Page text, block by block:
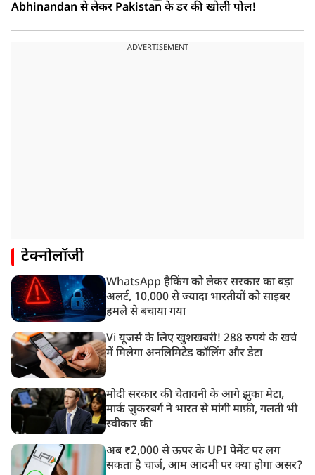
Abhinandan से लेकर Pakistan के डर की खोली पोल!
ADVERTISEMENT
टेक्नोलॉजी
WhatsApp हैकिंग को लेकर सरकार का बड़ा
अलर्ट, 10,000 से ज्यादा भारतीयों को साइबर
हमले से बचाया गया
Vi यूजर्स के लिए खुशखबरी! 288 रुपये के खर्च
में मिलेगा अनलिमिटेड कॉलिंग और डेटा
मोदी सरकार की चेतावनी के आगे झुका मेटा,
मार्क ज़ुकरबर्ग ने भारत से मांगी माफ़ी, गलती भी
स्वीकार की
अब ₹2,000 से ऊपर के UPI पेमेंट पर लग
सकता है चार्ज, आम आदमी पर क्या होगा असर?